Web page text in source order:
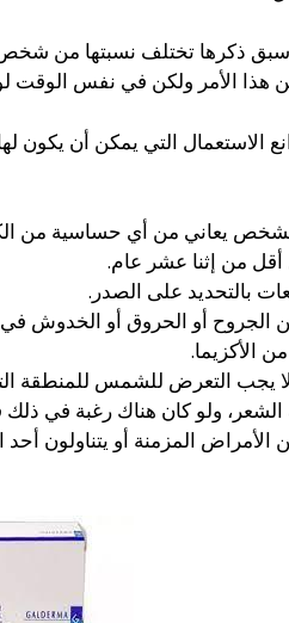
سبق ذكرها تختلف نسبتها من
هذا الأمر ولكن في نفس
الاستعمال التي يمكن أن يكون
يعاني من أي حساسية من
أقل من إثنا عشر عام.
بالتحديد على الصدر.
الجروح أو الحروق أو الخدوش
الأكزيما.
يجب التعرض للشمس للمنطقة
ولو كان هناك رغبة في ذلك فيجب
المزمنة أو يتناولون